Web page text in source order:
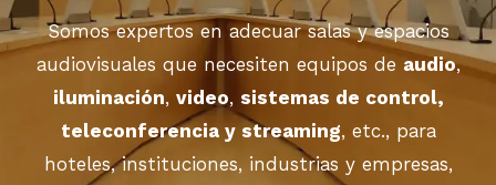
Somos expertos en adecuar salas y espacios
audiovisuales que necesiten equipos de audio,
iluminación, video, sistemas de control,
teleconferencia y streaming, etc., para
hoteles, instituciones, industrias y empresas,